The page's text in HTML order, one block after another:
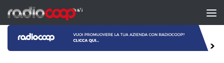
Salta al contenuto